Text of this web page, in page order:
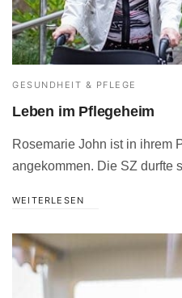
GESUNDHEIT & PFLEGE
Leben im Pflegeheim
Rosemarie John ist in ihrem
angekommen. Die SZ durfte
WEITERLESEN